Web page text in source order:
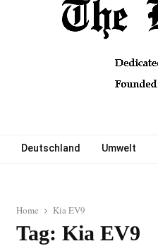
Deutschland Umwelt
Home Kia EV9
Tag: Kia EV9